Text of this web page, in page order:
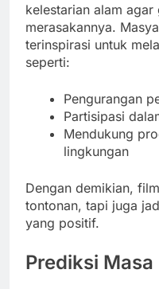
kelestarian alam
merasakannya.
terinspirasi untuk
seperti:
Pengurangan
Partisipasi
Mendukung
lingkungan
Dengan demikian,
tontonan, tapi juga
yang positif.
Prediksi